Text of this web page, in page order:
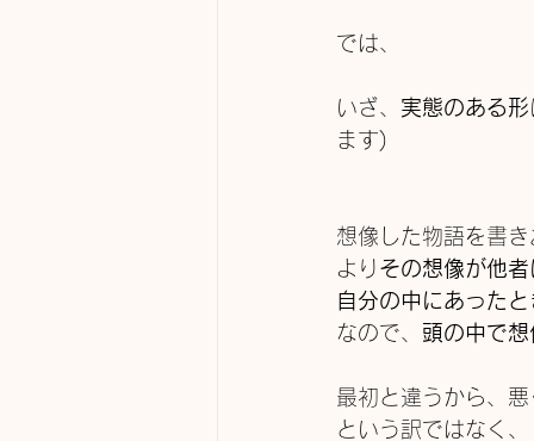
では、
いざ、 実態のある形
ます)
想像した物語を書き
より その想像が他
自分の中にあった
なので、 頭の中で
最初と違うから、悪
という訳ではなく、